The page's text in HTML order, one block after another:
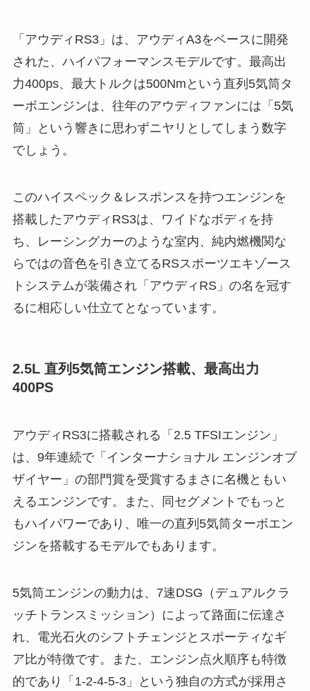
「アウディRS3」は、アウディA3をベースに開発
された、ハイパフォーマンスモデルです。最高出
力400ps、最大トルクは500Nmという直列5気筒タ
ーボエンジンは、往年のアウディファンには「5気
筒」という響きに思わずニヤリとしてしまう数字
でしょう。
このハイスペック＆レスポンスを持つエンジンを
搭載したアウディRS3は、ワイドなボディを持
ち、レーシングカーのような室内、純内燃機関な
らではの音色を引き立てるRSスポーツエキゾース
トシステムが装備され「アウディRS」の名を冠す
るに相応しい仕立てとなっています。
2.5L 直列5気筒エンジン搭載、最高出力
400PS
アウディRS3に搭載される「2.5 TFSIエンジン」
は、9年連続で「インターナショナル エンジンオブ
ザイヤー」の部門賞を受賞するまさに名機ともい
えるエンジンです。また、同セグメントでもっと
もハイパワーであり、唯一の直列5気筒ターボエン
ジンを搭載するモデルでもあります。
5気筒エンジンの動力は、7速DSG（デュアルクラ
ッチトランスミッション）によって路面に伝達さ
れ、電光石火のシフトチェンジとスポーティなギ
ア比が特徴です。また、エンジン点火順序も特徴
的であり「1-2-4-5-3」という独自の方式が採用さ